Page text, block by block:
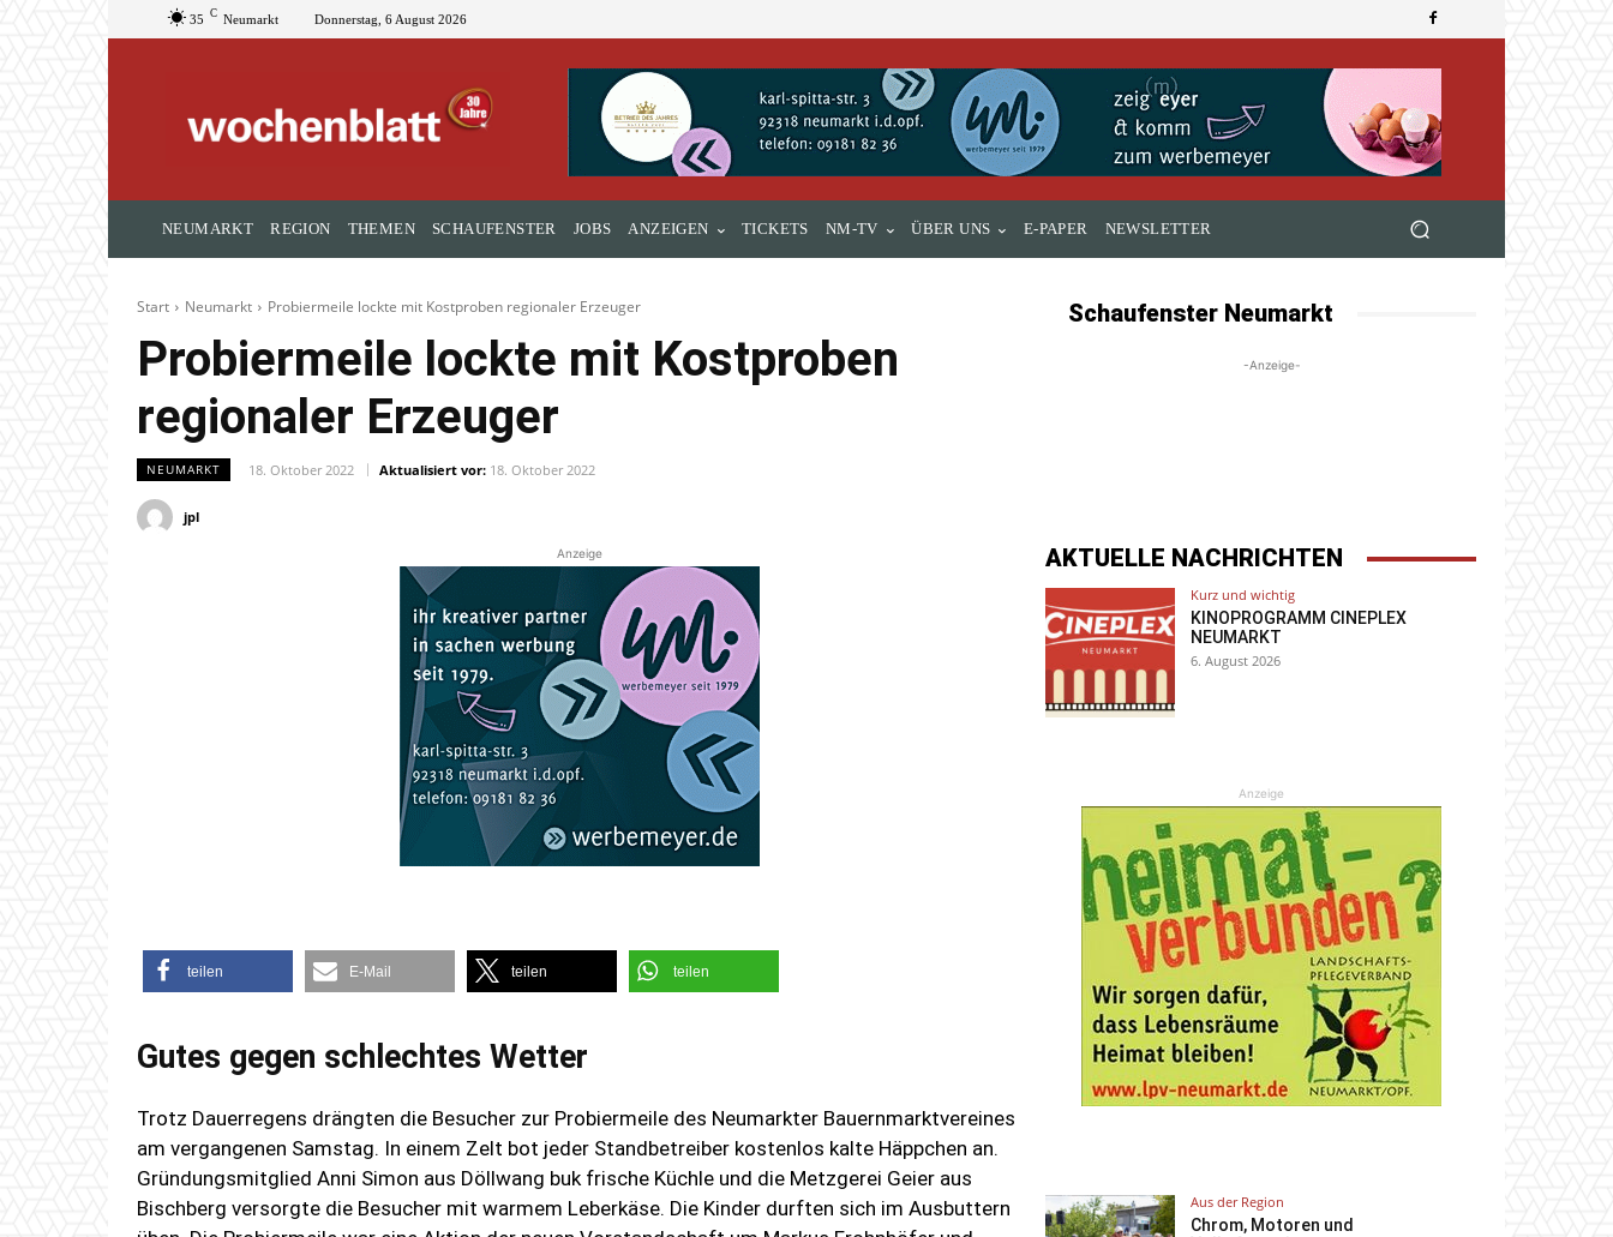
35 C Neumarkt Donnerstag, 6 August 2026
NEUMARKT REGION THEMEN SCHAUFENSTER JOBS ANZEIGEN TICKETS NM-TV ÜBER UNS E-PAPER NEWSLETTER
Start Neumarkt Probiermeile lockte mit Kostproben regionaler Erzeuger
Probiermeile lockte mit Kostproben
regionaler Erzeuger
NEUMARKT 18. Oktober 2022 Aktualisiert vor: 18. Oktober 2022
jpl
Schaufenster Neumarkt
-Anzeige-
Anzeige
teilen E-Mail teilen teilen
Gutes gegen schlechtes Wetter
Trotz Dauerregens drängten die Besucher zur Probiermeile des Neumarkter Bauernmarktvereines
am vergangenen Samstag. In einem Zelt bot jeder Standbetreiber kostenlos kalte Häppchen an.
Gründungsmitglied Anni Simon aus Döllwang buk frische Küchle und die Metzgerei Geier aus
Bischberg versorgte die Besucher mit warmem Leberkäse. Die Kinder durften sich im Ausbuttern
AKTUELLE NACHRICHTEN
Kurz und wichtig
KINOPROGRAMM CINEPLEX
NEUMARKT
6. August 2026
Anzeige
Aus der Region
Chrom, Motoren und